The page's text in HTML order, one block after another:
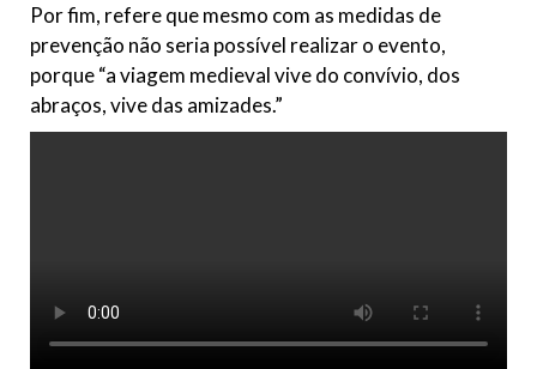
Por fim, refere que mesmo com as medidas de
prevenção não seria possível realizar o evento,
porque “a viagem medieval vive do convívio, dos
abraços, vive das amizades.”